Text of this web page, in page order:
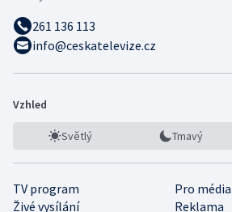
261 136 113
info@ceskatelevize.cz
Vzhled
Světlý Tmavý
TV program
Pro média
Živé vysílání
Reklama